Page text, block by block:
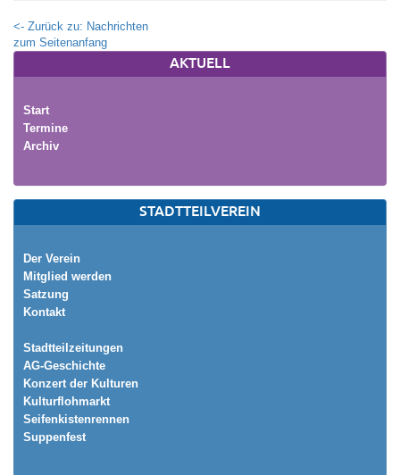
AKTUELL
Start
Termine
Archiv
STADTTEILVEREIN
Der Verein
Mitglied werden
Satzung
Kontakt
Stadtteilzeitungen
AG-Geschichte
Konzert der Kulturen
Kulturflohmarkt
Seifenkistenrennen
Suppenfest
<- Zurück zu: Nachrichten
zum Seitenanfang